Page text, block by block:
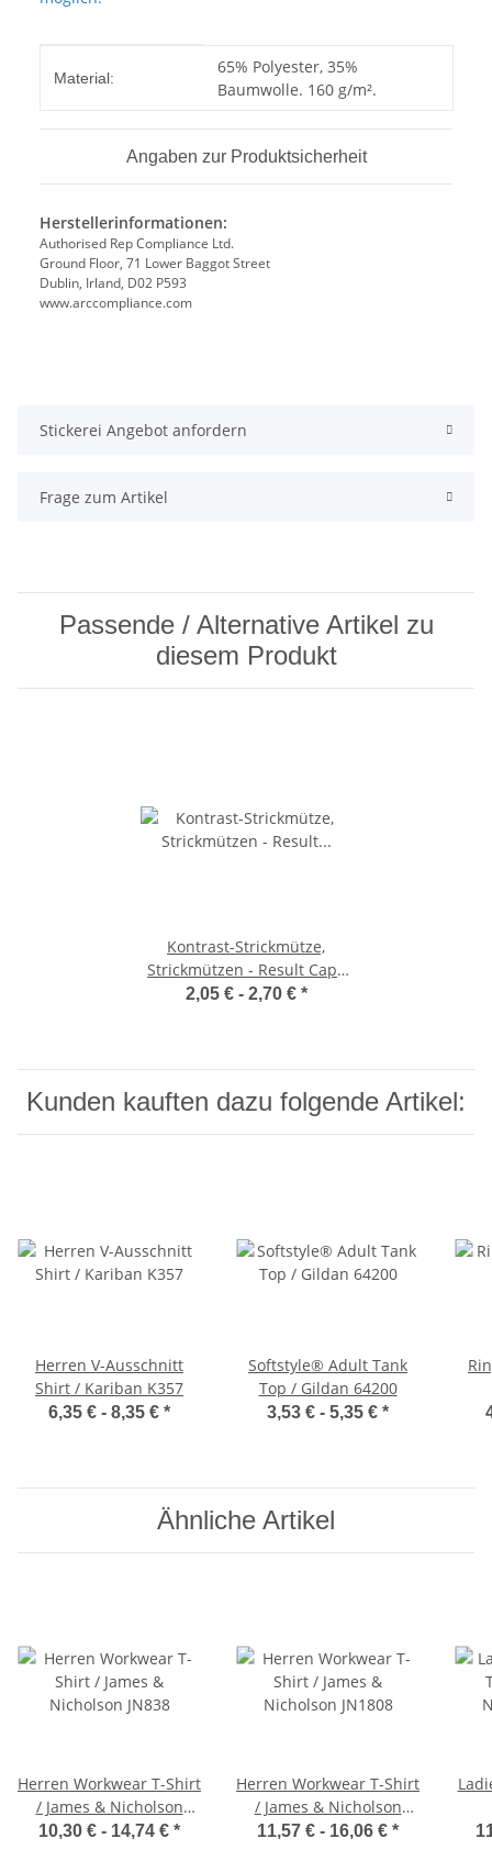
Material:
65% Polyester, 35%
Baumwolle. 160 g/m².
Angaben zur Produktsicherheit
Herstellerinformationen:
Authorised Rep Compliance Ltd.
Ground Floor, 71 Lower Baggot Street
Dublin, Irland, D02 P593
www.arccompliance.com
Stickerei Angebot anfordern
Frage zum Artikel
Passende / Alternative Artikel zu
diesem Produkt
Kontrast-Strickmütze,
Strickmützen - Result Caps
RC046X
2,05 € - 2,70 € *
Kunden kauften dazu folgende Artikel:
Herren V-Ausschnitt
Shirt / Kariban K357
6,35 € - 8,35 € *
Softstyle® Adult Tank
Top / Gildan 64200
3,53 € - 5,35 € *
Ähnliche Artikel
Herren Workwear T-Shirt
/ James & Nicholson
JN838
10,30 € - 14,74 € *
Herren Workwear T-Shirt
/ James & Nicholson
JN1808
11,57 € - 16,06 € *